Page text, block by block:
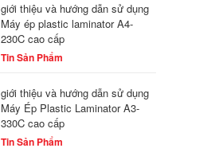
giới thiệu và hướng dẫn sử dụng
Máy ép plastic laminator A4-
230C cao cấp
Tin Sản Phẩm
giới thiệu và hướng dẫn sử dụng
Máy Ép Plastic Laminator A3-
330C cao cấp
Tin Sản Phẩm